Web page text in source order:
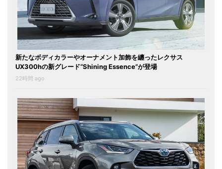
新たなボディカラーやオーナメント加飾を纏ったレクサス
UX300hの新グレード“Shining Essence”が登場
22時間 ago